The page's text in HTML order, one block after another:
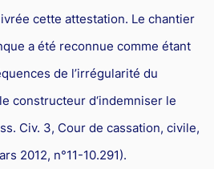
cette attestation. Le chantier
a été reconnue comme étant
de l’irrégularité du
constructeur d‘indemniser le
Civ. 3, Cour de cassation, civile,
2012, n°11-10.291).